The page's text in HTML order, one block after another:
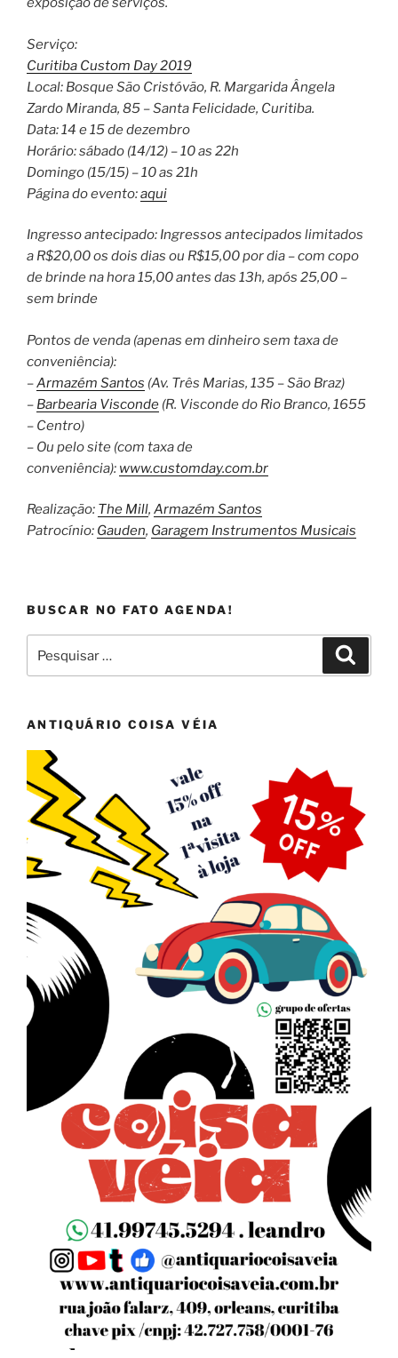
Serviço:
Curitiba Custom Day 2019
Local: Bosque São Cristóvão, R. Margarida Ângela
Zardo Miranda, 85 – Santa Felicidade, Curitiba.
Data: 14 e 15 de dezembro
Horário: sábado (14/12) – 10 as 22h
Domingo (15/15) – 10 as 21h
Página do evento:aqui
Ingresso antecipado: Ingressos antecipados limitados
a R$20,00 os dois dias ou R$15,00 por dia – com copo
de brinde na hora 15,00 antes das 13h, após 25,00 –
sem brinde
Pontos de venda (apenas em dinheiro sem taxa de
conveniência):
–Armazém Santos (Av. Três Marias, 135 – São Braz)
– Barbearia Visconde (R. Visconde do Rio Branco, 1655
– Centro)
– Ou pelo site (com taxa de
conveniência): www.customday.com.br
Realização: The Mill, Armazém Santos
Patrocínio: Gauden, Garagem Instrumentos Musicais
BUSCAR NO FATO AGENDA!
por:
ANTIQUÁRIO COISA VÉIA